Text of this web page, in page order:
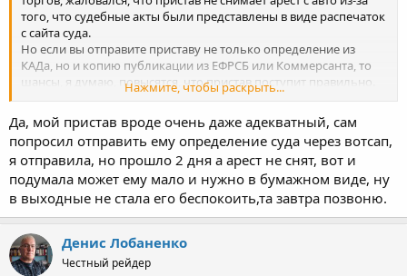
того, что судебные акты были представлены в виде распечаток
с сайта суда.
Но если вы отправите приставу не только определение из
КАДа, но и копию публикации из ЕФРСБ или Коммерсанта, то
шансы, я думаю, повысятся, что пристав поступит правильно.
Иногда приставы сами реагируют на публикации и делают то,
что должны, без всяких уведомлений о процедуре с
приложением судебного акта
Нажмите, чтобы раскрыть...
Да, мой пристав вроде очень даже адекватный, сам
попросил отправить ему определение суда через вотсап,
я отправила, но прошло 2 дня а арест не снят, вот и
подумала может ему мало и нужно в бумажном виде, ну
в выходные не стала его беспокоить,та завтра позвоню.
Денис Лобаненко
Честный рейдер